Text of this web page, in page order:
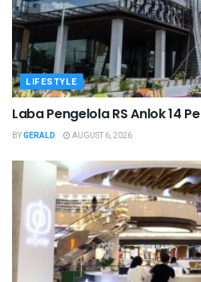
LIFESTYLE
Laba Pengelola RS Anlok 14
BYGERALD AUGUST 6, 2026